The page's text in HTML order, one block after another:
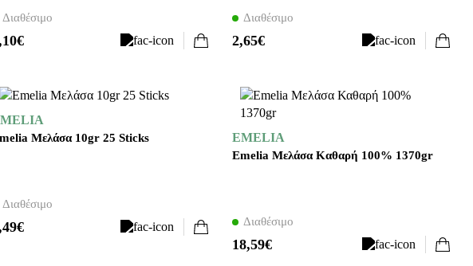
Διαθέσιμο Διαθέσιμο
2,65€
Μελάσα 10gr 25 Sticks
Διαθέσιμο
EMELIA
Emelia Μελάσα Καθαρή 100% 1370gr
Διαθέσιμο
18,59€